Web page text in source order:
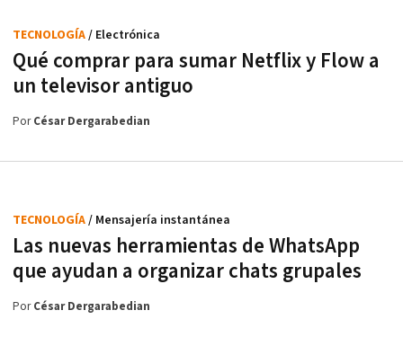
Qué comprar para sumar Netflix y Flow a
un televisor antiguo
TECNOLOGÍA/ Electrónica
PorCésar Dergarabedian
Las nuevas herramientas de WhatsApp
que ayudan a organizar chats grupales
TECNOLOGÍA/ Mensajería instantánea
PorCésar Dergarabedian